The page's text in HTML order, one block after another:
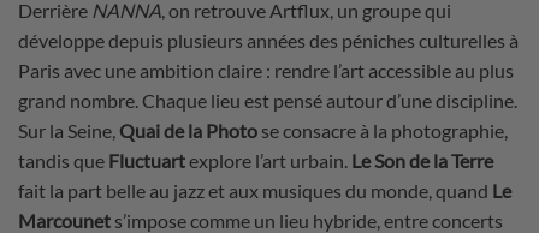
Derrière NANNA , on retrouve Artflux, un groupe qui
développe depuis plusieurs années des péniches culturelles à
Paris avec une ambition claire : rendre l’art accessible au plus
grand nombre. Chaque lieu est pensé autour d’une discipline.
Sur la Seine, Quai de la Photo se consacre à la photographie,
tandis que Fluctuartexplore l’art urbain. Le Son de la Terre
fait la part belle au jazz et aux musiques du monde, quand Le
Marcounet s’impose comme un lieu hybride, entre concerts